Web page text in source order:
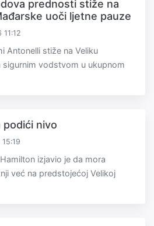
prednosti stiže na
uoči ljetne pauze
11:12
Antonelli stiže na Veliku
sigurnim vodstvom u ukupnom
podići nivo
15:19
izjavio je da mora
već na predstojećoj Velikoj